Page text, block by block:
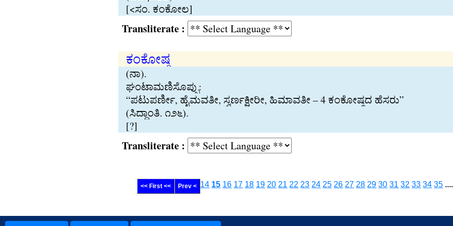
[<ಸಂ. ಕಂಕೋಲ]
Transliterate :
ಕಂಕೋಷ‍್ಠ
(ನಾ).
ಘಂಟಾಮಣಿಸೊಪ‍್ಪು:
“ಪಟುಪರ್ಣೀ, ಹೈಮವತೀ, ಸ‍್ವರ್ಣಕ‍್ಷೀರೀ, ಹಿಮಾವತೀ – 4 ಕಂಕೋಷ‍್ಠದ ಹೆಸರು”
(ಸಿದ‍್ಧಾಂತಿ. ೧೨೬).
[?]
Transliterate :
<< First << Prev < 14 15 16 17 18 19 20 21 22 23 24 25 26 27 28 29 30 31 32 33 34 35